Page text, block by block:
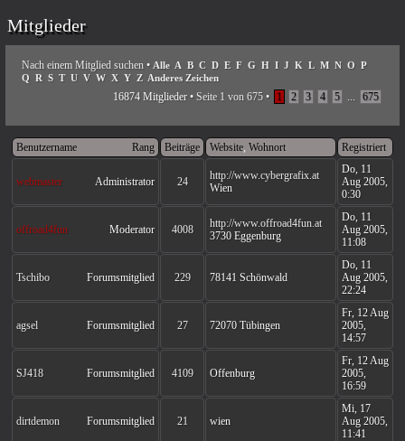
Mitglieder
Nach einem Mitglied suchen • Alle A B C D E F G H I J K L M N O P
Q R S T U V W X Y Z Anderes Zeichen
16874 Mitglieder • Seite 1 von 675 • 1 2 3 4 5 ... 675
Rang
Benutzername Beiträge Website, Wohnort Registriert
Administrator
webmaster 24
http://www.cybergrafix.at
Wien
Do, 11
Aug 2005,
0:30
Moderator
offroad4fun 4008
http://www.offroad4fun.at
3730 Eggenburg
Do, 11
Aug 2005,
11:08
Forumsmitglied
Tschibo 229 78141 Schönwald
Do, 11
Aug 2005,
22:24
Forumsmitglied
agsel 27 72070 Tübingen
Fr, 12 Aug
2005,
14:57
Forumsmitglied
SJ418 4109 Offenburg
Fr, 12 Aug
2005,
16:59
Forumsmitglied
dirtdemon 21 wien
Mi, 17
Aug 2005,
11:41